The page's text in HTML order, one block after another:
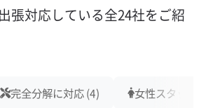
徳島市 鳴門市
板野郡上板町
張対応している全24社をご紹
完全分解に対応 (4) 女性スタッフ